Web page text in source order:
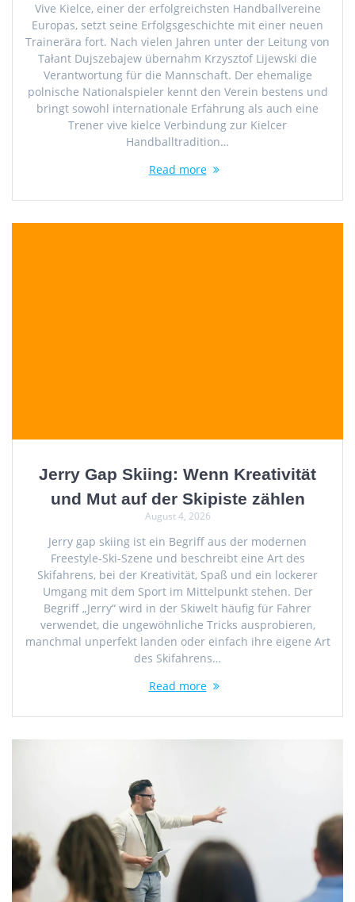
Vive Kielce, einer der erfolgreichsten Handballvereine
Europas, setzt seine Erfolgsgeschichte mit einer neuen
Trainerära fort. Nach vielen Jahren unter der Leitung von
Tałant Dujszebajew übernahm Krzysztof Lijewski die
Verantwortung für die Mannschaft. Der ehemalige
polnische Nationalspieler kennt den Verein bestens und
bringt sowohl internationale Erfahrung als auch eine
Trener vive kielce Verbindung zur Kielcer
Handballtradition…
Read more
Jerry Gap Skiing: Wenn Kreativität
und Mut auf der Skipiste zählen
August 4, 2026
Jerry gap skiing ist ein Begriff aus der modernen
Freestyle-Ski-Szene und beschreibt eine Art des
Skifahrens, bei der Kreativität, Spaß und ein lockerer
Umgang mit dem Sport im Mittelpunkt stehen. Der
Begriff „Jerry“ wird in der Skiwelt häufig für Fahrer
verwendet, die ungewöhnliche Tricks ausprobieren,
manchmal unperfekt landen oder einfach ihre eigene Art
des Skifahrens…
Read more